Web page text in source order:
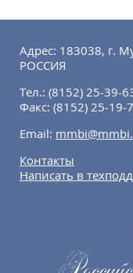
Адрес: 183038, г.
РОССИЯ
Тел.: (8152) 25-39-
Факс: (8152) 25-19-
Email:
Контакты
Написать в